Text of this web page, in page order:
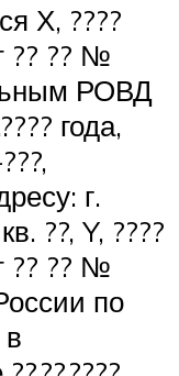
Х, ????
?? ?? №
РОВД
года,
г.
??, Y, ????
?? ?? №
по